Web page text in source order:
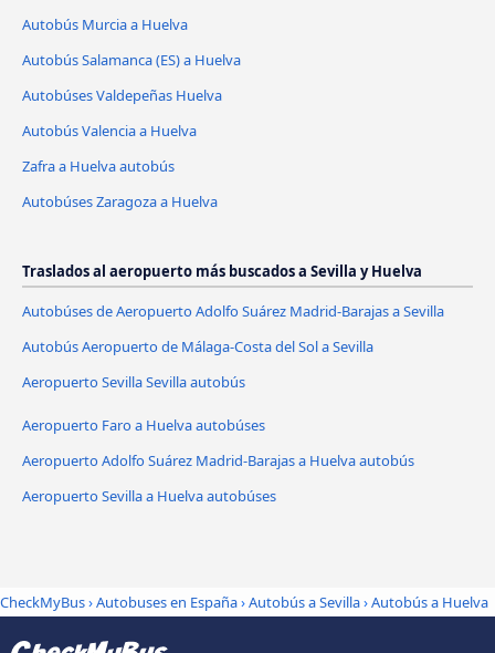
Autobús Murcia a Huelva
Autobús Salamanca (ES) a Huelva
Autobúses Valdepeñas Huelva
Autobús Valencia a Huelva
Zafra a Huelva autobús
Autobúses Zaragoza a Huelva
Traslados al aeropuerto más buscados a Sevilla y Huelva
Autobúses de Aeropuerto Adolfo Suárez Madrid-Barajas a Sevilla
Autobús Aeropuerto de Málaga-Costa del Sol a Sevilla
Aeropuerto Sevilla Sevilla autobús
Aeropuerto Faro a Huelva autobúses
Aeropuerto Adolfo Suárez Madrid-Barajas a Huelva autobús
Aeropuerto Sevilla a Huelva autobúses
CheckMyBus›Autobuses en España›Autobús a Sevilla›Autobús a Huelva